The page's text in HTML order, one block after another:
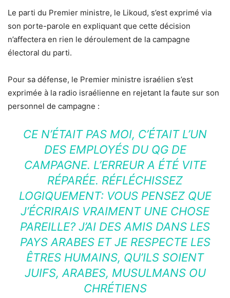
Le parti du Premier ministre, le Likoud, s’est exprimé via
son porte-parole en expliquant que cette décision
n’affectera en rien le déroulement de la campagne
électoral du parti.
Pour sa défense, le Premier ministre israélien s’est
exprimée à la radio israélienne en rejetant la faute sur son
personnel de campagne :
CE N’ÉTAIT PAS MOI, C’ÉTAIT L’UN
DES EMPLOYÉS DU QG DE
CAMPAGNE. L’ERREUR A ÉTÉ VITE
RÉPARÉE. RÉFLÉCHISSEZ
LOGIQUEMENT: VOUS PENSEZ QUE
J’ÉCRIRAIS VRAIMENT UNE CHOSE
PAREILLE? J’AI DES AMIS DANS LES
PAYS ARABES ET JE RESPECTE LES
ÊTRES HUMAINS, QU’ILS SOIENT
JUIFS, ARABES, MUSULMANS OU
CHRÉTIENS